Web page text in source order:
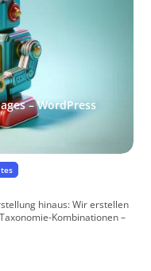
– WordPress
hinaus: Wir erstellen
Kombinationen –